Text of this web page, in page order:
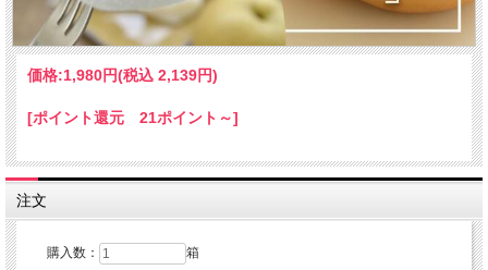
山形県で250年以上続く梨栽培
山形県の梨栽培は、250年以上の歴史を誇りま
す。庄内地方を中心にいくつか梨の産地がありま
刈屋梨の味を決めたのは、
水はけの良い肥えた土地 。
土壌が肥沃すぎて果実が腐ってしまうほどでした
価格:1,980円(税込 2,139円)
[ポイント還元 21ポイント～]
注文
購入数： 箱